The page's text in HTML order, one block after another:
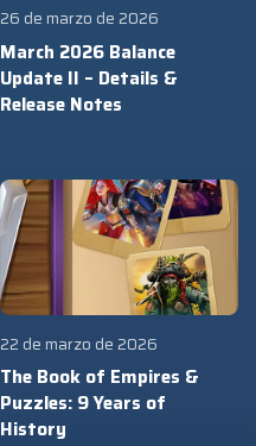
26 de marzo de 2026
March 2026 Balance
Update II – Details &
Release Notes
22 de marzo de 2026
The Book of Empires &
Puzzles: 9 Years of
History